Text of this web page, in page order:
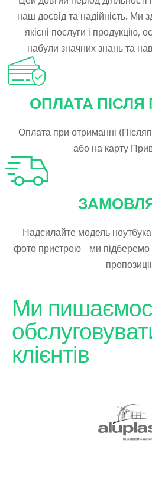
наш досвід та надійність. Ми
якісні послуги і продукцію,
набули значних знань та
ОПЛАТА ПІСЛЯ
Оплата при отриманні
або на карту
Надсилайте модель
фото пристрою - ми підберемо
Ми
клієнтів